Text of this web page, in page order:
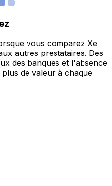
vous comparez Xe
autres prestataires. Des
des banques et l'absence
de valeur à chaque